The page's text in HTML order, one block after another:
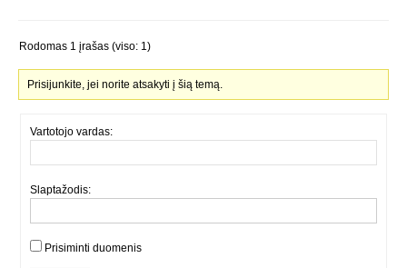
Rodomas 1 įrašas (viso: 1)
Prisijunkite, jei norite atsakyti į šią temą.
Vartotojo vardas:
Slaptažodis:
Prisiminti duomenis